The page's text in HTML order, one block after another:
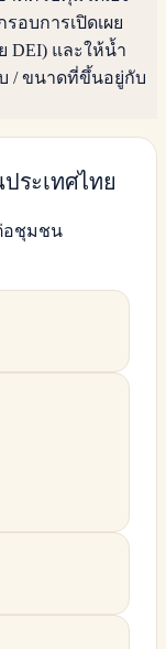
อบการเปิดเผย
DEI) และให้น้ำ
/ ขนาดที่ขึ้นอยู่กับ
ระเทศไทย
อชุมชน